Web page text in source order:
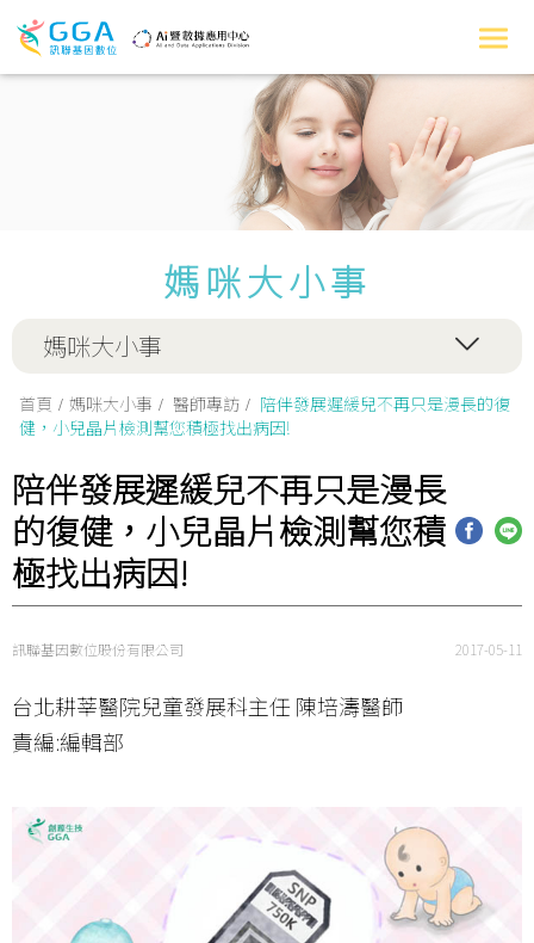
媽咪大小事
媽咪大小事
首頁 媽咪大小事 醫師專訪
陪伴發展遲緩兒不再只是漫長的復
健，小兒晶片檢測幫您積極找出病因!
陪伴發展遲緩兒不再只是漫長
的復健，小兒晶片檢測幫您積
極找出病因!
訊聯基因數位股份有限公司 2017-05-11
台北耕莘醫院兒童發展科主任 陳培濤醫師
責編:編輯部